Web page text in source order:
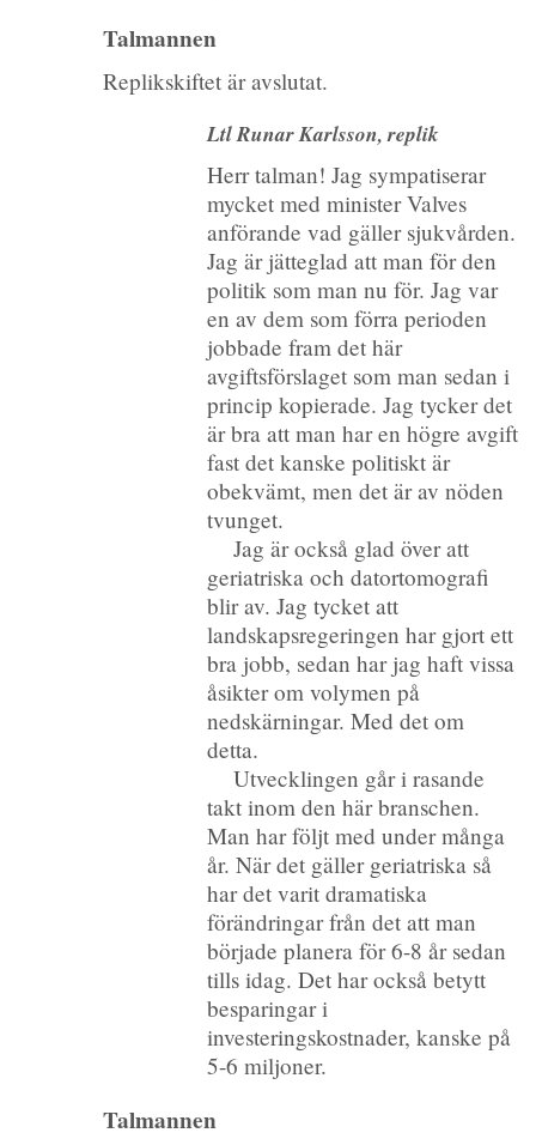
Talmannen
Replikskiftet är avslutat.
Ltl Runar Karlsson, replik
Herr talman! Jag sympatiserar
mycket med minister Valves
anförande vad gäller sjukvården.
Jag är jätteglad att man för den
politik som man nu för. Jag var
en av dem som förra perioden
jobbade fram det här
avgiftsförslaget som man sedan i
princip kopierade. Jag tycker det
är bra att man har en högre avgift
fast det kanske politiskt är
obekvämt, men det är av nöden
tvunget.
Jag är också glad över att
geriatriska och datortomografi
blir av. Jag tycket att
landskapsregeringen har gjort ett
bra jobb, sedan har jag haft vissa
åsikter om volymen på
nedskärningar. Med det om
detta.
Utvecklingen går i rasande
takt inom den här branschen.
Man har följt med under många
år. När det gäller geriatriska så
har det varit dramatiska
förändringar från det att man
började planera för 6-8 år sedan
tills idag. Det har också betytt
besparingar i
investeringskostnader, kanske på
5-6 miljoner.
Talmannen